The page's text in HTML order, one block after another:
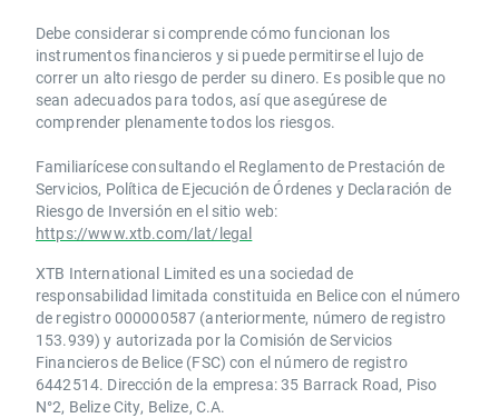
Debe considerar si comprende cómo funcionan los
instrumentos financieros y si puede permitirse el lujo de
correr un alto riesgo de perder su dinero. Es posible que no
sean adecuados para todos, así que asegúrese de
comprender plenamente todos los riesgos.
Familiarícese consultando el Reglamento de Prestación de
Servicios, Política de Ejecución de Órdenes y Declaración de
Riesgo de Inversión en el sitio web:
https://www.xtb.com/lat/legal
XTB International Limited es una sociedad de
responsabilidad limitada constituida en Belice con el número
de registro 000000587 (anteriormente, número de registro
153.939) y autorizada por la Comisión de Servicios
Financieros de Belice (FSC) con el número de registro
6442514. Dirección de la empresa: 35 Barrack Road, Piso
N°2, Belize City, Belize, C.A.